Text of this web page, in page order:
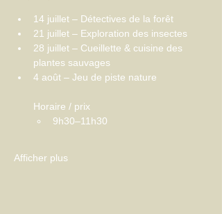
14 juillet – Détectives de la forêt
21 juillet – Exploration des insectes
28 juillet – Cueillette & cuisine des
plantes sauvages
4 août – Jeu de piste nature
Horaire / prix
9h30–11h30
Afficher plus